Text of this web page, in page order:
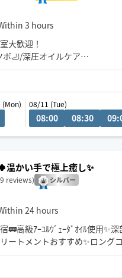
が精一杯施術させていただきま
します。
3 hours
大歓迎！
🦶/深圧オイルケア
て中ママさん等ご依頼多数✨
ろう🍀と思えるよう心を込め
と同室施術は対応不可となりま
08/11 (Tue)
08:00 08:30
温かい手で極上癒し✨
reviews) シルバー
24 hours
🚃高級ｱｰﾕﾙｳﾞｪｰﾀﾞｵｲﾙ使用✨深
ートメントおすすめ✨ロング
て快眠へ😴🌈全コースドラ